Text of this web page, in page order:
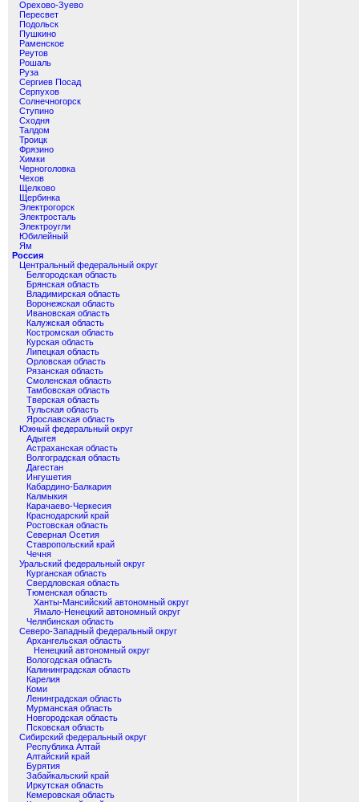
Орехово-Зуево
Пересвет
Подольск
Пушкино
Раменское
Реутов
Рошаль
Руза
Сергиев Посад
Серпухов
Солнечногорск
Ступино
Сходня
Талдом
Троицк
Фрязино
Химки
Черноголовка
Чехов
Щелково
Щербинка
Электрогорск
Электросталь
Электроугли
Юбилейный
Ям
Россия
Центральный федеральный округ
Белгородская область
Брянская область
Владимирская область
Воронежская область
Ивановская область
Калужская область
Костромская область
Курская область
Липецкая область
Орловская область
Рязанская область
Смоленская область
Тамбовская область
Тверская область
Тульская область
Ярославская область
Южный федеральный округ
Адыгея
Астраханская область
Волгоградская область
Дагестан
Ингушетия
Кабардино-Балкария
Калмыкия
Карачаево-Черкесия
Краснодарский край
Ростовская область
Северная Осетия
Ставропольский край
Чечня
Уральский федеральный округ
Курганская область
Свердловская область
Тюменская область
Ханты-Мансийский автономный округ
Ямало-Ненецкий автономный округ
Челябинская область
Северо-Западный федеральный округ
Архангельская область
Ненецкий автономный округ
Вологодская область
Калининградская область
Карелия
Коми
Ленинградская область
Мурманская область
Новгородская область
Псковская область
Сибирский федеральный округ
Республика Алтай
Алтайский край
Бурятия
Забайкальский край
Иркутская область
Кемеровская область